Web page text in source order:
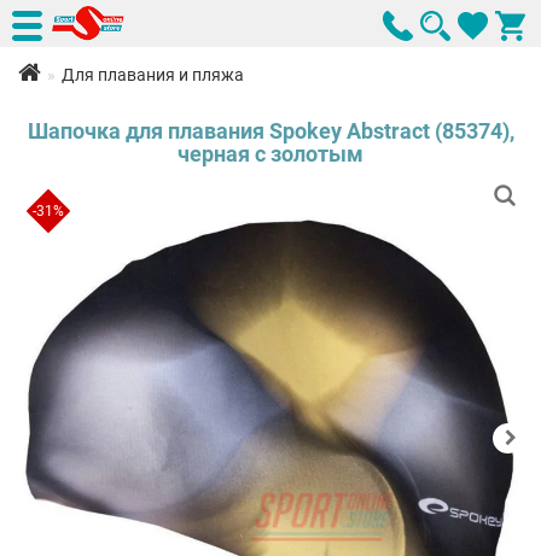
Для плавания и пляжа
Шапочка для плавания Spokey Abstract (85374),
черная с золотым
-31%